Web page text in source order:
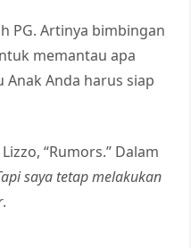
PG. Artinya bimbingan
memantau apa
Anda harus siap
“Rumors.” Dalam
saya tetap melakukan
.